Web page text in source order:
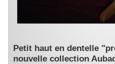
Petit haut en dentelle
nouvelle collection